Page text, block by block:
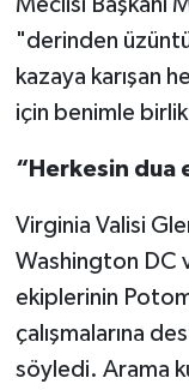
"derinden
kazaya karışan
için benimle
“Herkesin dua
Virginia Valisi
Washington DC
ekiplerinin
çalışmalarına
söyledi. Arama